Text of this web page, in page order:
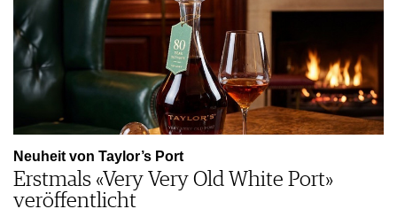
Neuheit von Taylor’s Port
Erstmals «Very Very Old White Port»
veröffentlicht